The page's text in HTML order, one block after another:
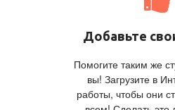
Добавьте
Помогите таким же
вы! Загрузите в
работы, чтобы они